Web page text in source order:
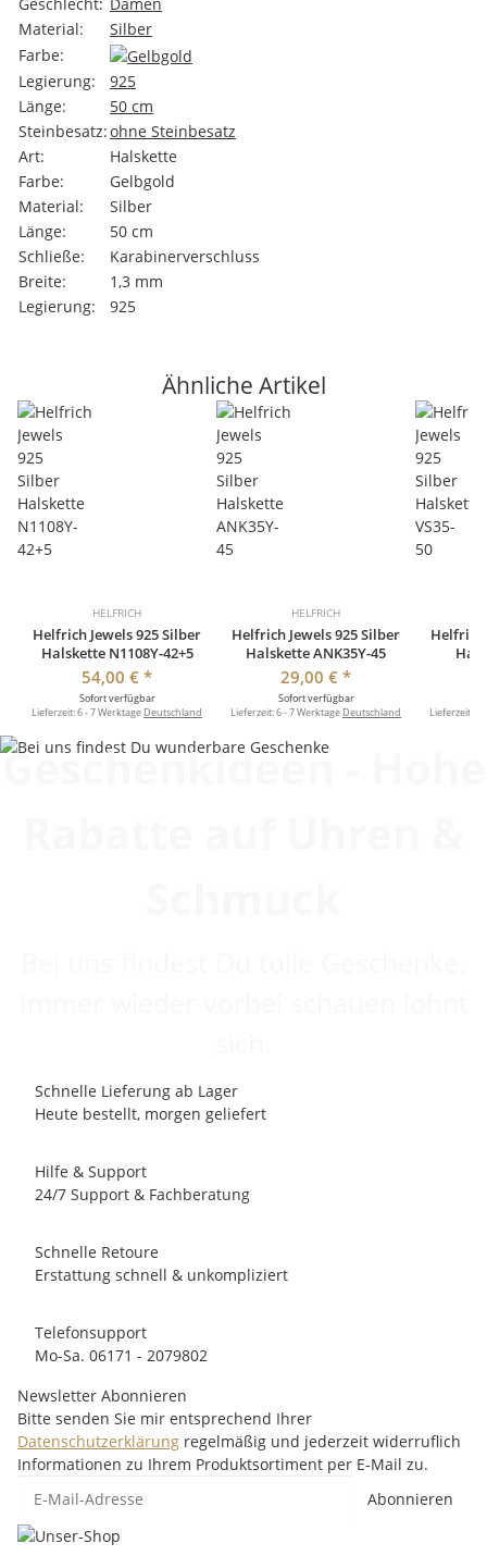
Material:
Silber
Farbe:
Legierung:
925
Länge:
50 cm
Steinbesatz:ohne Steinbesatz
Art:
Halskette
Farbe:
Gelbgold
Material:
Silber
Länge:
50 cm
Schließe:
Karabinerverschluss
Breite:
1,3 mm
Legierung:
925
Ähnliche Artikel
HELFRICH
Helfrich Jewels 925 Silber
Halskette N1108Y-42+5
54,00 €*
Sofort verfügbar
Lieferzeit:6 - 7 Werktage Deutschland
HELFRICH
Helfrich Jewels 925 Silber
Halskette ANK35Y-45
29,00 €*
Sofort verfügbar
Lieferzeit:6 - 7 Werktage Deutschland
Helfrich
Lieferzeit:
Geschenkideen - Hohe
Schnelle Lieferung ab Lager
Heute bestellt, morgen geliefert
Hilfe & Support
24/7 Support & Fachberatung
Schnelle Retoure
Erstattung schnell & unkompliziert
Telefonsupport
Mo-Sa. 06171 - 2079802
Newsletter Abonnieren
Bitte senden Sie mir entsprechend Ihrer
Datenschutzerklärung regelmäßig und jederzeit widerruflich
Informationen zu Ihrem Produktsortiment per E-Mail zu.
Abonnieren